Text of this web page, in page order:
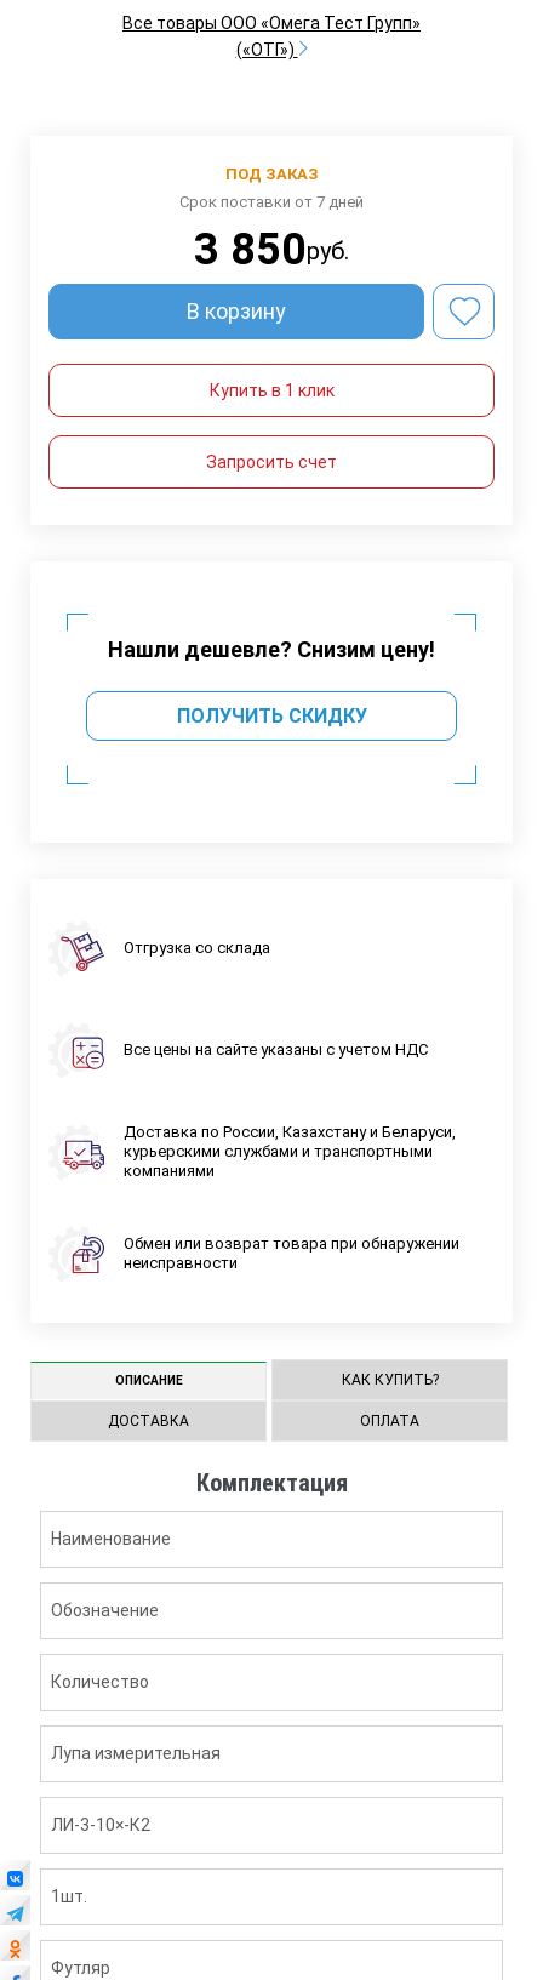
Все товары ООО «Омега Тест Групп»
(«ОТГ»)
ПОД ЗАКАЗ
Срок поставки от 7 дней
3 850руб.
В корзину
Купить в 1 клик
Запросить счет
Нашли дешевле? Снизим цену!
ПОЛУЧИТЬ СКИДКУ
Отгрузка со склада
Все цены на сайте указаны с учетом НДС
Доставка по России, Казахстану и Беларуси,
курьерскими службами и транспортными
компаниями
Обмен или возврат товара при обнаружении
неисправности
ОПИСАНИЕ КАК КУПИТЬ?
ДОСТАВКА ОПЛАТА
Комплектация
Наименование
Обозначение
Количество
Лупа измерительная
ЛИ-3-10×-К2
1шт.
Футляр